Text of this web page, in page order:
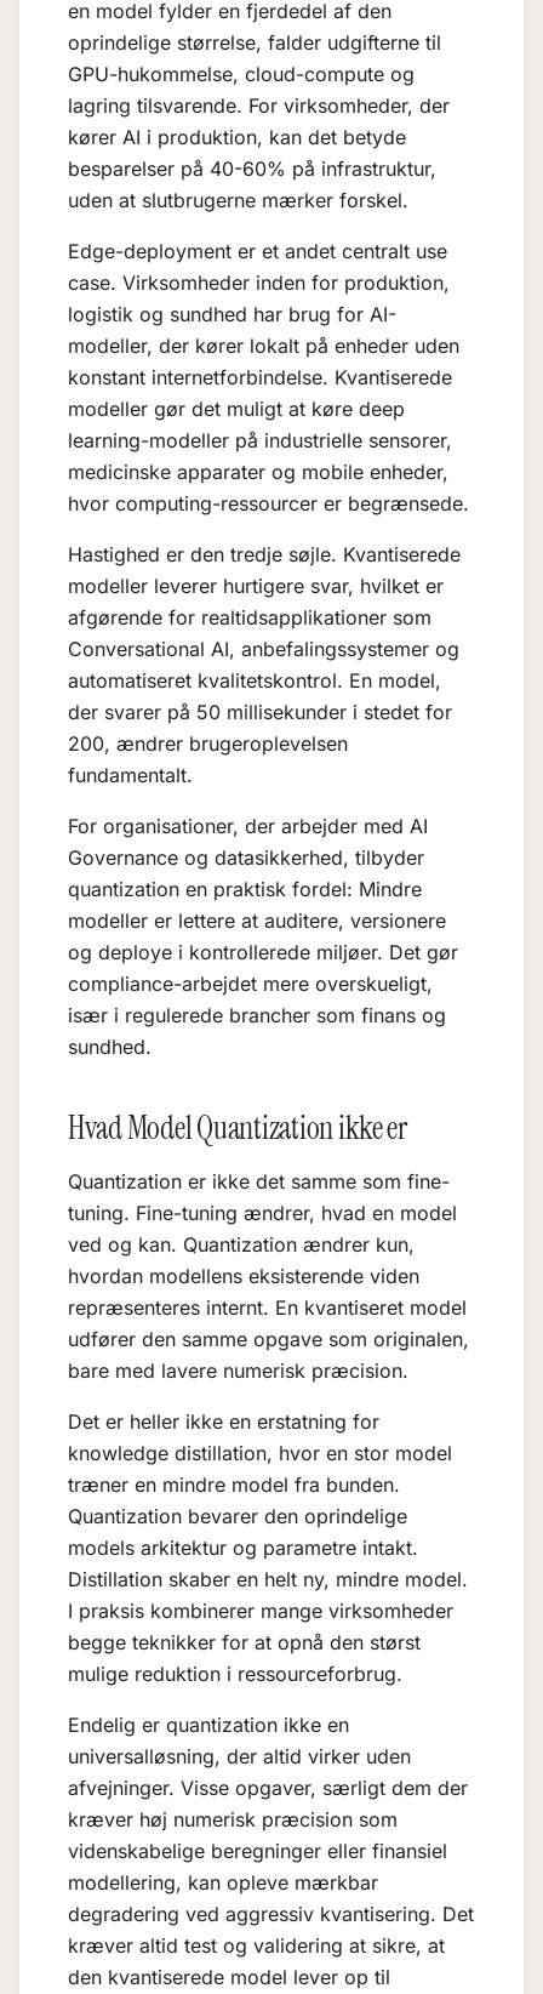
en model fylder en fjerdedel af den
oprindelige størrelse, falder udgifterne til
GPU-hukommelse, cloud-compute og
lagring tilsvarende. For virksomheder, der
kører AI i produktion, kan det betyde
besparelser på 40-60% på infrastruktur,
uden at slutbrugerne mærker forskel.
Edge-deployment er et andet centralt use
case. Virksomheder inden for produktion,
logistik og sundhed har brug for AI-
modeller, der kører lokalt på enheder uden
konstant internetforbindelse. Kvantiserede
modeller gør det muligt at køre deep
learning-modeller på industrielle sensorer,
medicinske apparater og mobile enheder,
hvor computing-ressourcer er begrænsede.
Hastighed er den tredje søjle. Kvantiserede
modeller leverer hurtigere svar, hvilket er
afgørende for realtidsapplikationer som
Conversational AI, anbefalingssystemer og
automatiseret kvalitetskontrol. En model,
der svarer på 50 millisekunder i stedet for
200, ændrer brugeroplevelsen
fundamentalt.
For organisationer, der arbejder med AI
Governance og datasikkerhed, tilbyder
quantization en praktisk fordel: Mindre
modeller er lettere at auditere, versionere
og deploye i kontrollerede miljøer. Det gør
compliance-arbejdet mere overskueligt,
især i regulerede brancher som finans og
sundhed.
Hvad Model Quantization ikke er
Quantization er ikke det samme som fine-
tuning. Fine-tuning ændrer, hvad en model
ved og kan. Quantization ændrer kun,
hvordan modellens eksisterende viden
repræsenteres internt. En kvantiseret model
udfører den samme opgave som originalen,
bare med lavere numerisk præcision.
Det er heller ikke en erstatning for
knowledge distillation, hvor en stor model
træner en mindre model fra bunden.
Quantization bevarer den oprindelige
models arkitektur og parametre intakt.
Distillation skaber en helt ny, mindre model.
I praksis kombinerer mange virksomheder
begge teknikker for at opnå den størst
mulige reduktion i ressourceforbrug.
Endelig er quantization ikke en
universalløsning, der altid virker uden
afvejninger. Visse opgaver, særligt dem der
kræver høj numerisk præcision som
videnskabelige beregninger eller finansiel
modellering, kan opleve mærkbar
degradering ved aggressiv kvantisering. Det
kræver altid test og validering at sikre, at
den kvantiserede model lever op til